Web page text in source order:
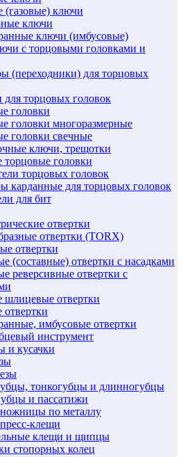
(газовые) ключи
ключи
ключи (имбусовые)
с торцовыми головками и
(переходники) для торцовых
для торцовых головок
головки
головки многоразмерные
головки свечные
ключи, трещотки
торцовые головки
торцовых головок
карданные для торцовых головок
для бит
отвертки
отвертки (TORX)
отвертки
(составные) отвертки с насадками
реверсивные отвертки с
шлицевые отвертки
отвертки
имбусовые отвертки
инструмент
и кусачки
тонкогубцы и длинногубцы
и пассатижи
по металлу
клещи
клещи и щипцы
стопорных колец